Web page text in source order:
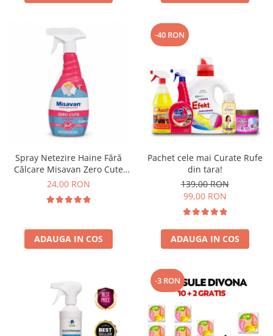
Spray Netezire Haine Fără
Călcare Misavan Zero Cute
Harmony Parfum Discret 500
24,00 RON
ADAUGA IN COS
-40 RON
Pachet cele mai Curate Rufe
din tara!
139,00 RON
99,00 RON
ADAUGA IN COS
-3 RON